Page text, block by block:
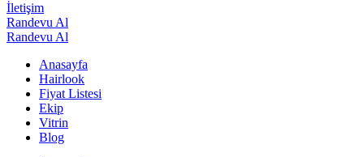
İletişim
Randevu Al
Randevu Al
Anasayfa
Hairlook
Fiyat Listesi
Ekip
Vitrin
Blog